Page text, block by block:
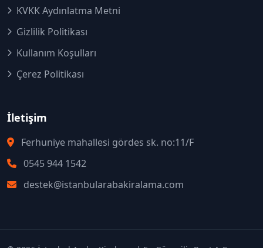
KVKK Aydınlatma Metni
Gizlilik Politikası
Kullanım Koşulları
Çerez Politikası
İletişim
Ferhuniye mahallesi gördes sk. no:11/F
0545 944 1542
destek@istanbularabakiralama.com